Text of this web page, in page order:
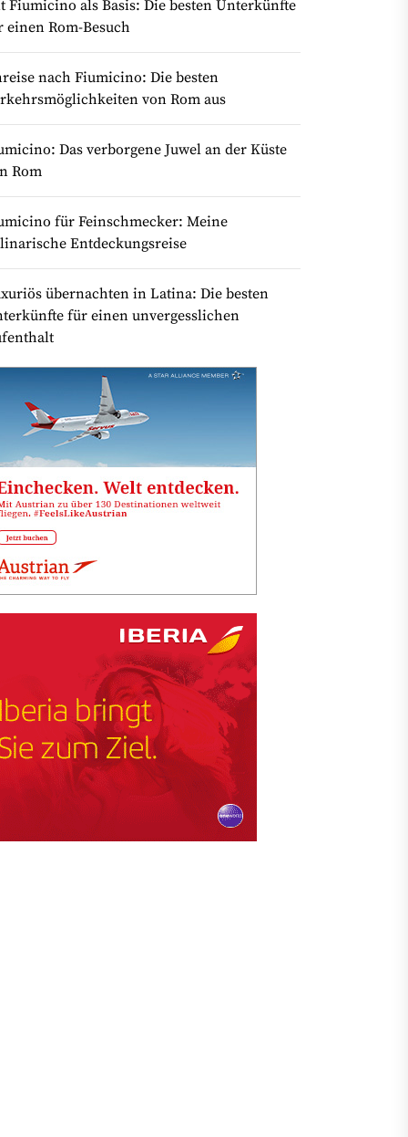
Fiumicino als Basis: Die besten Unterkünfte
einen Rom-Besuch
nach Fiumicino: Die besten
von Rom aus
Das verborgene Juwel an der Küste
Rom
für Feinschmecker: Meine
Entdeckungsreise
übernachten in Latina: Die besten
für einen unvergesslichen